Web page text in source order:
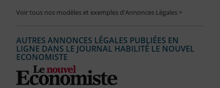
Voir tous nos modèles et exemples d'Annonces Légales >
AUTRES ANNONCES LÉGALES PUBLIÉES EN
LIGNE DANS LE JOURNAL HABILITÉ LE NOUVEL
ECONOMISTE